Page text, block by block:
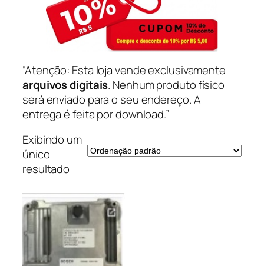
“Atenção: Esta loja vende exclusivamente
arquivos digitais. Nenhum produto físico
será enviado para o seu endereço. A
entrega é feita por download.”
Exibindo um
único
resultado